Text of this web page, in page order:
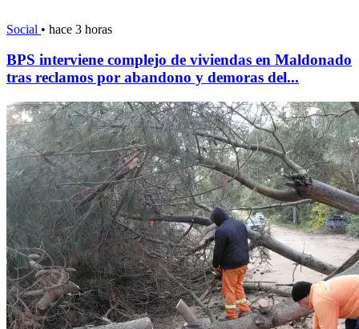
Social • hace 3 horas
BPS interviene complejo de viviendas en Maldonado
tras reclamos por abandono y demoras del...